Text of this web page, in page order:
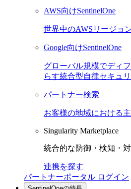
AWS向けSentinelOne
世界中のAWSリージョ
Google向けSentinelOne
グローバル規模でディ
らす統合型自律セキュ
パートナー検索
お客様の地域における
Singularity Marketplace
統合的な防御・検知・
連携を探す
パートナーポータル ログイン